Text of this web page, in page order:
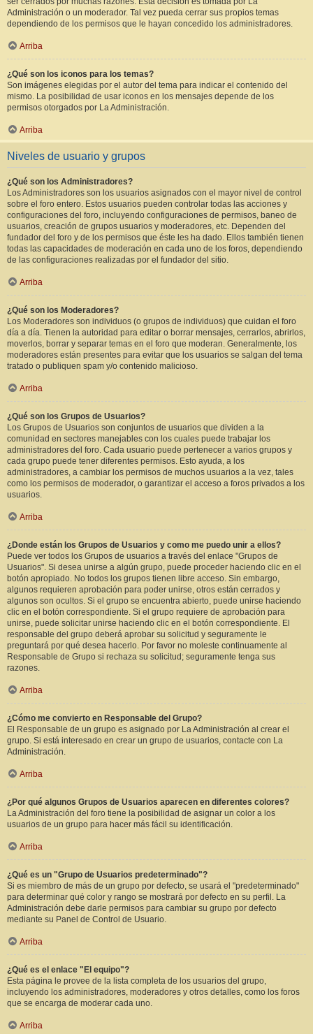
Administración o un moderador. Tal vez pueda cerrar sus propios temas
dependiendo de los permisos que le hayan concedido los administradores.
Arriba
¿Qué son los iconos para los temas?
Son imágenes elegidas por el autor del tema para indicar el contenido del
mismo. La posibilidad de usar iconos en los mensajes depende de los
permisos otorgados por La Administración.
Arriba
Niveles de usuario y grupos
¿Qué son los Administradores?
Los Administradores son los usuarios asignados con el mayor nivel de control
sobre el foro entero. Estos usuarios pueden controlar todas las acciones y
configuraciones del foro, incluyendo configuraciones de permisos, baneo de
usuarios, creación de grupos usuarios y moderadores, etc. Dependen del
fundador del foro y de los permisos que éste les ha dado. Ellos también tienen
todas las capacidades de moderación en cada uno de los foros, dependiendo
de las configuraciones realizadas por el fundador del sitio.
Arriba
¿Qué son los Moderadores?
Los Moderadores son individuos (o grupos de individuos) que cuidan el foro
día a día. Tienen la autoridad para editar o borrar mensajes, cerrarlos, abrirlos,
moverlos, borrar y separar temas en el foro que moderan. Generalmente, los
moderadores están presentes para evitar que los usuarios se salgan del tema
tratado o publiquen spam y/o contenido malicioso.
Arriba
¿Qué son los Grupos de Usuarios?
Los Grupos de Usuarios son conjuntos de usuarios que dividen a la
comunidad en sectores manejables con los cuales puede trabajar los
administradores del foro. Cada usuario puede pertenecer a varios grupos y
cada grupo puede tener diferentes permisos. Esto ayuda, a los
administradores, a cambiar los permisos de muchos usuarios a la vez, tales
como los permisos de moderador, o garantizar el acceso a foros privados a los
usuarios.
Arriba
¿Donde están los Grupos de Usuarios y como me puedo unir a ellos?
Puede ver todos los Grupos de usuarios a través del enlace "Grupos de
Usuarios". Si desea unirse a algún grupo, puede proceder haciendo clic en el
botón apropiado. No todos los grupos tienen libre acceso. Sin embargo,
algunos requieren aprobación para poder unirse, otros están cerrados y
algunos son ocultos. Si el grupo se encuentra abierto, puede unirse haciendo
clic en el botón correspondiente. Si el grupo requiere de aprobación para
unirse, puede solicitar unirse haciendo clic en el botón correspondiente. El
responsable del grupo deberá aprobar su solicitud y seguramente le
preguntará por qué desea hacerlo. Por favor no moleste continuamente al
Responsable de Grupo si rechaza su solicitud; seguramente tenga sus
razones.
Arriba
¿Cómo me convierto en Responsable del Grupo?
El Responsable de un grupo es asignado por La Administración al crear el
grupo. Si está interesado en crear un grupo de usuarios, contacte con La
Administración.
Arriba
¿Por qué algunos Grupos de Usuarios aparecen en diferentes colores?
La Administración del foro tiene la posibilidad de asignar un color a los
usuarios de un grupo para hacer más fácil su identificación.
Arriba
¿Qué es un "Grupo de Usuarios predeterminado"?
Si es miembro de más de un grupo por defecto, se usará el "predeterminado"
para determinar qué color y rango se mostrará por defecto en su perfil. La
Administración debe darle permisos para cambiar su grupo por defecto
mediante su Panel de Control de Usuario.
Arriba
¿Qué es el enlace "El equipo"?
Esta página le provee de la lista completa de los usuarios del grupo,
incluyendo los administradores, moderadores y otros detalles, como los foros
que se encarga de moderar cada uno.
Arriba